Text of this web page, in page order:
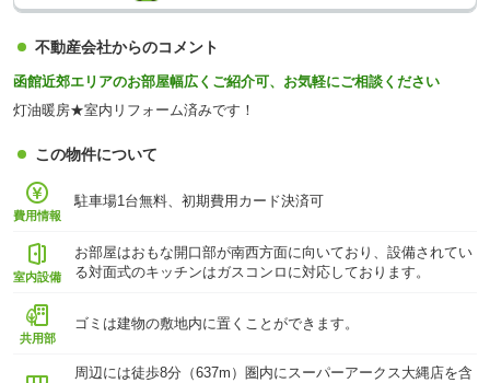
不動産会社からのコメント
函館近郊エリアのお部屋幅広くご紹介可、お気軽にご相談ください
灯油暖房★室内リフォーム済みです！
この物件について
費用情報
駐車場1台無料、初期費用カード決済可
室内設備
お部屋はおもな開口部が南西方面に向いており、設備されてい
る対面式のキッチンはガスコンロに対応しております。
共用部
ゴミは建物の敷地内に置くことができます。
周辺には徒歩8分（637m）圏内にスーパーアークス大縄店を含